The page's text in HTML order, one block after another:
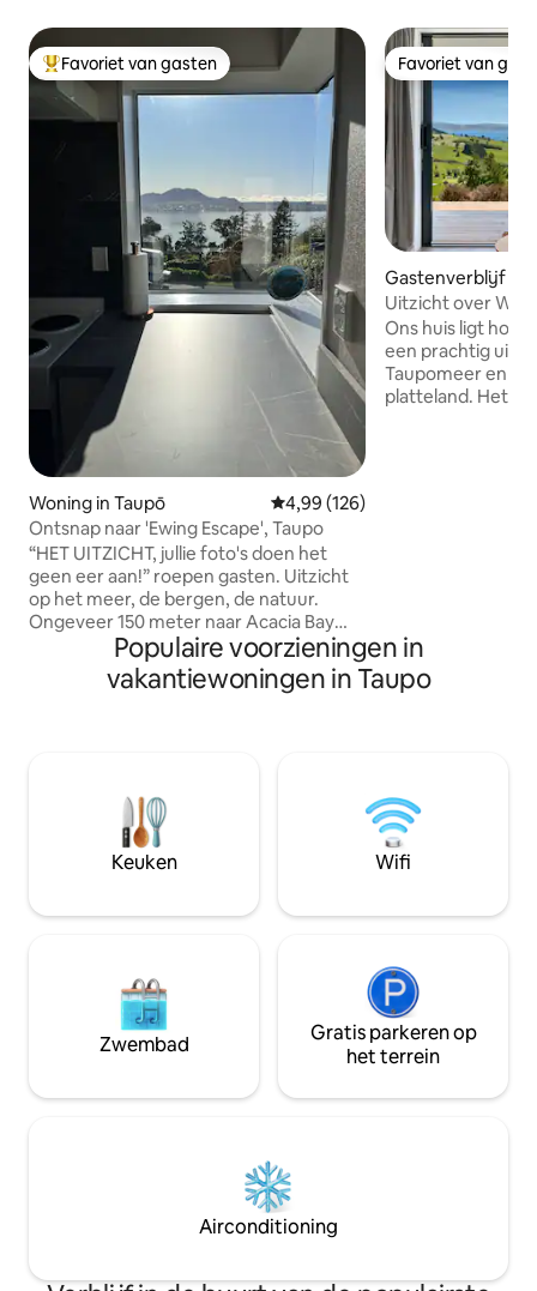
Topfavoriet van gasten
Favoriet van gasten
Woning in Taupō Gemiddelde beoordeling van
4,99 (126)
Ontsnap naar 'Ewing Escape', Taupo
“HET UITZICHT, jullie foto's doen het
geen eer aan!” roepen gasten. Uitzicht
op het meer, de bergen, de natuur.
Ongeveer 150 meter naar Acacia Bay
Beach om te genieten van ons
ongerepte zoetwatermeer. Het huisje is
modern, comfortabel en goed uitgerust
wasmachine met waspoeder en droger,
allemaal inbegrepen. 7 km naar de stad
Taupo - dichtbij genoeg om de stad te
bezoeken, maar weg van de drukte.
hebt.
Favoriet van
Favoriet van
Gastenverblijf in
Uitzicht over
Ons huis ligt
een prachtig
Taupomeer en
platteland. Het huisje met twee
minuten van de
plek om
ontspannen en
Populaire voorzieningen in
vakantiewoningen in Taupo
Keuken Wifi
Zwembad
Gratis parkeren op
het terrein
Airconditioning